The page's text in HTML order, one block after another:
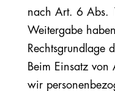
nach Art. 6 Abs.
Weitergabe
Rechtsgrundlage
Beim Einsatz von
wir